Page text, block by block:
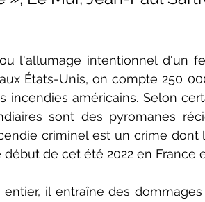
l'allumage intentionnel d'un
États-Unis, on compte 250
incendies américains. Selon
sont des pyromanes
criminel est un crime
de cet été 2022 en France
il entraîne des